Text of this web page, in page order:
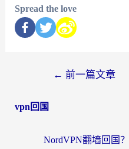
Spread the love
← 前一篇文章
vpn回国